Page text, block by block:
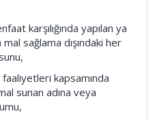
karşılığında yapılan ya
sağlama dışındaki her
kapsamında
sunan adına veya